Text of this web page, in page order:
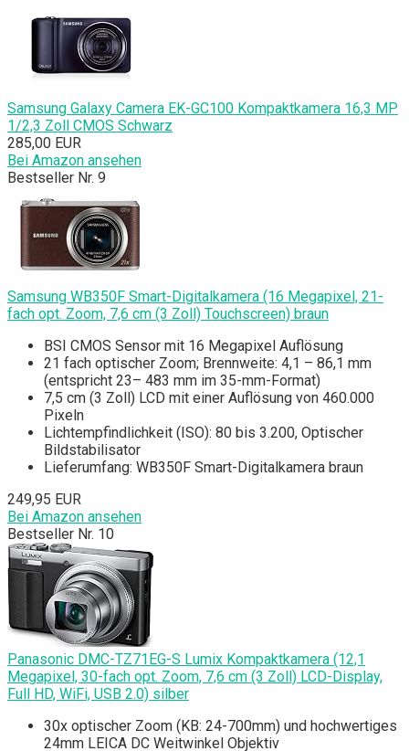
Samsung Galaxy Camera EK-GC100 Kompaktkamera 16,3 MP
1/2,3 Zoll CMOS Schwarz
285,00 EUR
Bei Amazon ansehen
Bestseller Nr. 9
Samsung WB350F Smart-Digitalkamera (16 Megapixel, 21-
fach opt. Zoom, 7,6 cm (3 Zoll) Touchscreen) braun
BSI CMOS Sensor mit 16 Megapixel Auflösung
21 fach optischer Zoom; Brennweite: 4,1 – 86,1 mm
(entspricht 23– 483 mm im 35-mm-Format)
7,5 cm (3 Zoll) LCD mit einer Auflösung von 460.000
Pixeln
Lichtempfindlichkeit (ISO): 80 bis 3.200, Optischer
Bildstabilisator
Lieferumfang: WB350F Smart-Digitalkamera braun
249,95 EUR
Bei Amazon ansehen
Bestseller Nr. 10
Panasonic DMC-TZ71EG-S Lumix Kompaktkamera (12,1
Megapixel, 30-fach opt. Zoom, 7,6 cm (3 Zoll) LCD-Display,
Full HD, WiFi, USB 2.0) silber
30x optischer Zoom (KB: 24-700mm) und hochwertiges
24mm LEICA DC Weitwinkel Objektiv